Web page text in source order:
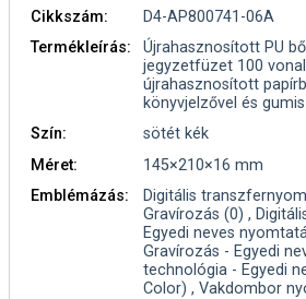
Cikkszám:
D4-AP800741-06A
Termékleírás:
Újrahasznosított PU
jegyzetfüzet 100
újrahasznosított
könyvjelzővel és
Szín:
sötét kék
Méret:
145×210×16 mm
Emblémázás:
Digitális
Gravírozás (0) ,
Egyedi neves
Gravírozás - Egyedi
technológia - Egyedi
Color) , Vakdombor